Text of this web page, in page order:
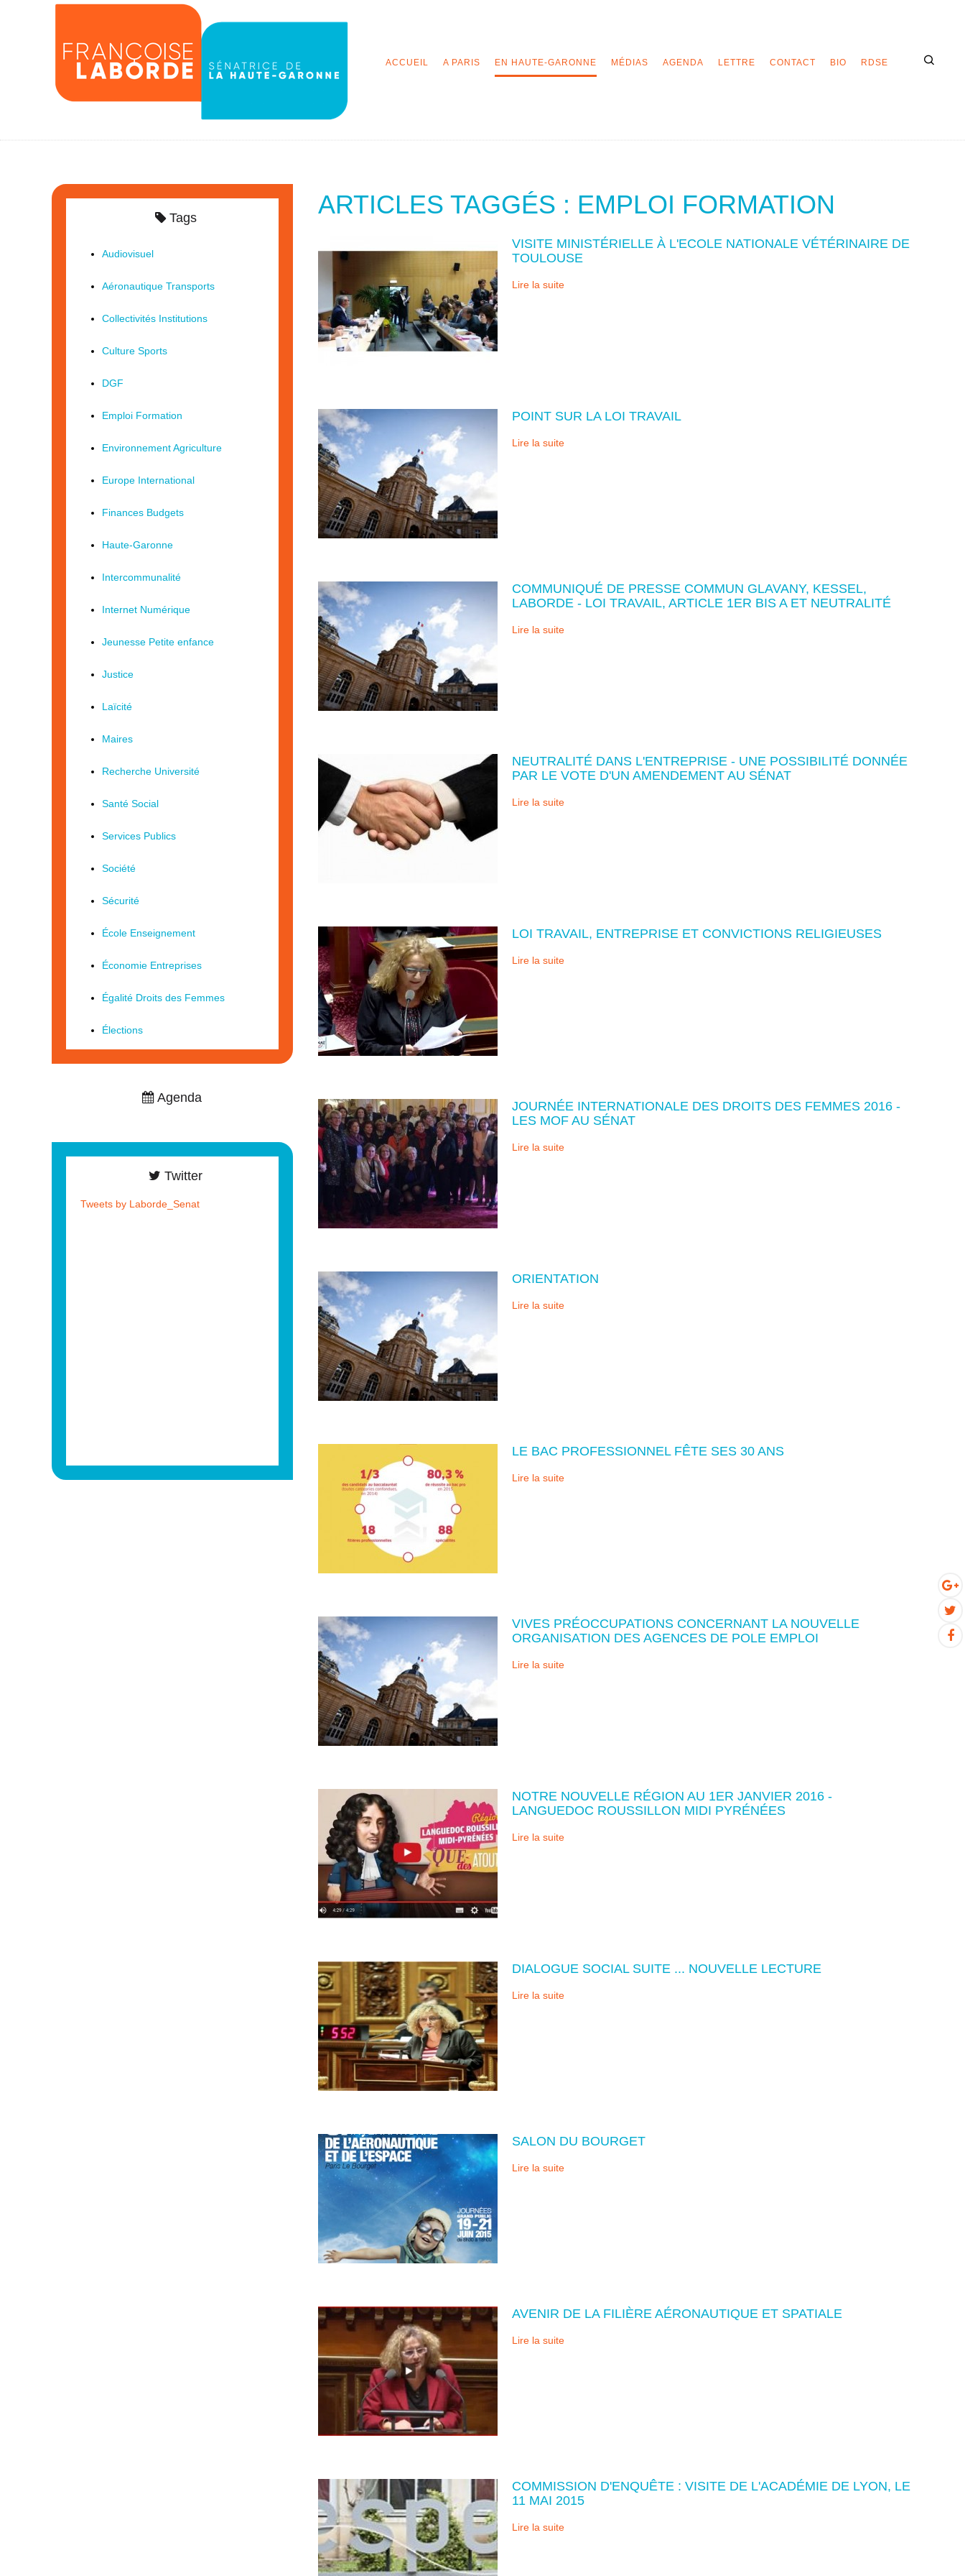
ACCUEIL A PARIS EN HAUTE-GARONNE MÉDIAS AGENDA LETTRE CONTACT BIO RDSE
ARTICLES TAGGÉS : EMPLOI FORMATION
VISITE MINISTÉRIELLE À L'ECOLE NATIONALE VÉTÉRINAIRE DE
TOULOUSE
Lire la suite
POINT SUR LA LOI TRAVAIL
Lire la suite
COMMUNIQUÉ DE PRESSE COMMUN GLAVANY, KESSEL,
LABORDE - LOI TRAVAIL, ARTICLE 1ER BIS A ET NEUTRALITÉ
Lire la suite
NEUTRALITÉ DANS L'ENTREPRISE - UNE POSSIBILITÉ DONNÉE
PAR LE VOTE D'UN AMENDEMENT AU SÉNAT
Lire la suite
LOI TRAVAIL, ENTREPRISE ET CONVICTIONS RELIGIEUSES
Lire la suite
JOURNÉE INTERNATIONALE DES DROITS DES FEMMES 2016 -
LES MOF AU SÉNAT
Lire la suite
ORIENTATION
Lire la suite
LE BAC PROFESSIONNEL FÊTE SES 30 ANS
Lire la suite
VIVES PRÉOCCUPATIONS CONCERNANT LA NOUVELLE
ORGANISATION DES AGENCES DE POLE EMPLOI
Lire la suite
NOTRE NOUVELLE RÉGION AU 1ER JANVIER 2016 -
LANGUEDOC ROUSSILLON MIDI PYRÉNÉES
Lire la suite
DIALOGUE SOCIAL SUITE ... NOUVELLE LECTURE
Lire la suite
SALON DU BOURGET
Lire la suite
AVENIR DE LA FILIÈRE AÉRONAUTIQUE ET SPATIALE
Lire la suite
COMMISSION D'ENQUÊTE : VISITE DE L'ACADÉMIE DE LYON, LE
11 MAI 2015
Lire la suite
Tags
Audiovisuel
Aéronautique Transports
Collectivités Institutions
Culture Sports
DGF
Emploi Formation
Environnement Agriculture
Europe International
Finances Budgets
Haute-Garonne
Intercommunalité
Internet Numérique
Jeunesse Petite enfance
Justice
Laïcité
Maires
Recherche Université
Santé Social
Services Publics
Société
Sécurité
École Enseignement
Économie Entreprises
Égalité Droits des Femmes
Élections
Agenda
Twitter
Tweets by Laborde_Senat